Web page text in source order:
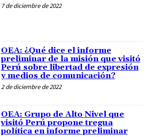
7 de diciembre de 2022
OEA: ¿Qué dice el informe
preliminar de la misión que visitó
Perú sobre libertad de expresión
y medios de comunicación?
2 de diciembre de 2022
OEA: Grupo de Alto Nivel que
visitó Perú propone tregua
política en informe preliminar